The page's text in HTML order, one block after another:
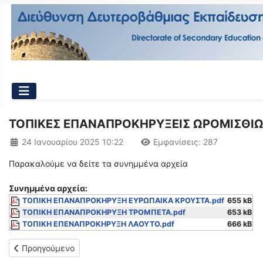
ΤΟΠΙΚΕΣ ΕΠΑΝΑΠΡΟΚΗΡΥΞΕΙΣ
Λεπτομέρειες
24 Ιανουαρίου 2025 10:22 Εμφανίσεις: 287
Παρακαλούμε να δείτε τα συνημμένα αρχεία
Συνημμένα αρχεία:
ΤΟΠΙΚΗ ΕΠΑΝΑΠΡΟΚΗΡΥΞΗ ΕΥΡΩΠΑΙΚΑ ΚΡΟΥΣΤΑ.pdf 655 kB
ΤΟΠΙΚΗ ΕΠΑΝΑΠΡΟΚΗΡΥΞΗ ΤΡΟΜΠΕΤΑ.pdf
653 kB
ΤΟΠΙΚΗ ΕΠΕΝΑΠΡΟΚΗΡΥΞΗ ΛΑΟΥΤΟ.pdf
666 kB
Προηγούμενο άρθρο: Τοπική προκήρυξη για πρόσληψη
Προηγούμενο